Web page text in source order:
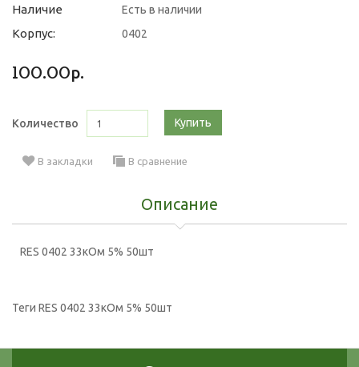
Наличие Есть в наличии
Корпус: 0402
100.00р.
Количество Купить
В закладки В сравнение
Описание
RES 0402 33кОм 5% 50шт
Теги RES 0402 33кОм 5% 50шт